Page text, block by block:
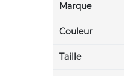
Marque
Couleur
Taille